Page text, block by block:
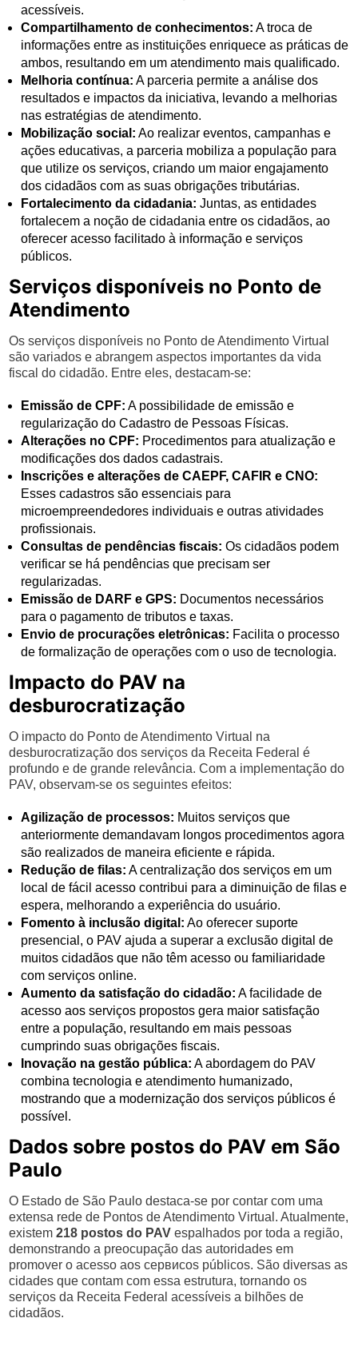
acessíveis.
Compartilhamento de conhecimentos: A troca de
informações entre as instituições enriquece as práticas de
ambos, resultando em um atendimento mais qualificado.
Melhoria contínua: A parceria permite a análise dos
resultados e impactos da iniciativa, levando a melhorias
nas estratégias de atendimento.
Mobilização social: Ao realizar eventos, campanhas e
ações educativas, a parceria mobiliza a população para
que utilize os serviços, criando um maior engajamento
dos cidadãos com as suas obrigações tributárias.
Fortalecimento da cidadania: Juntas, as entidades
fortalecem a noção de cidadania entre os cidadãos, ao
oferecer acesso facilitado à informação e serviços
públicos.
Serviços disponíveis no Ponto de
Atendimento
Os serviços disponíveis no Ponto de Atendimento Virtual
são variados e abrangem aspectos importantes da vida
fiscal do cidadão. Entre eles, destacam-se:
Emissão de CPF: A possibilidade de emissão e
regularização do Cadastro de Pessoas Físicas.
Alterações no CPF: Procedimentos para atualização e
modificações dos dados cadastrais.
Inscrições e alterações de CAEPF, CAFIR e CNO:
Esses cadastros são essenciais para
microempreendedores individuais e outras atividades
profissionais.
Consultas de pendências fiscais: Os cidadãos podem
verificar se há pendências que precisam ser
regularizadas.
Emissão de DARF e GPS: Documentos necessários
para o pagamento de tributos e taxas.
Envio de procurações eletrônicas: Facilita o processo
de formalização de operações com o uso de tecnologia.
Impacto do PAV na
desburocratização
O impacto do Ponto de Atendimento Virtual na
desburocratização dos serviços da Receita Federal é
profundo e de grande relevância. Com a implementação do
PAV, observam-se os seguintes efeitos:
Agilização de processos: Muitos serviços que
anteriormente demandavam longos procedimentos agora
são realizados de maneira eficiente e rápida.
Redução de filas: A centralização dos serviços em um
local de fácil acesso contribui para a diminuição de filas e
espera, melhorando a experiência do usuário.
Fomento à inclusão digital: Ao oferecer suporte
presencial, o PAV ajuda a superar a exclusão digital de
muitos cidadãos que não têm acesso ou familiaridade
com serviços online.
Aumento da satisfação do cidadão: A facilidade de
acesso aos serviços propostos gera maior satisfação
entre a população, resultando em mais pessoas
cumprindo suas obrigações fiscais.
Inovação na gestão pública: A abordagem do PAV
combina tecnologia e atendimento humanizado,
mostrando que a modernização dos serviços públicos é
possível.
Dados sobre postos do PAV em São
Paulo
O Estado de São Paulo destaca-se por contar com uma
extensa rede de Pontos de Atendimento Virtual. Atualmente,
existem218 postos do PAV espalhados por toda a região,
demonstrando a preocupação das autoridades em
promover o acesso aos сервисos públicos. São diversas as
cidades que contam com essa estrutura, tornando os
serviços da Receita Federal acessíveis a bilhões de
cidadãos.